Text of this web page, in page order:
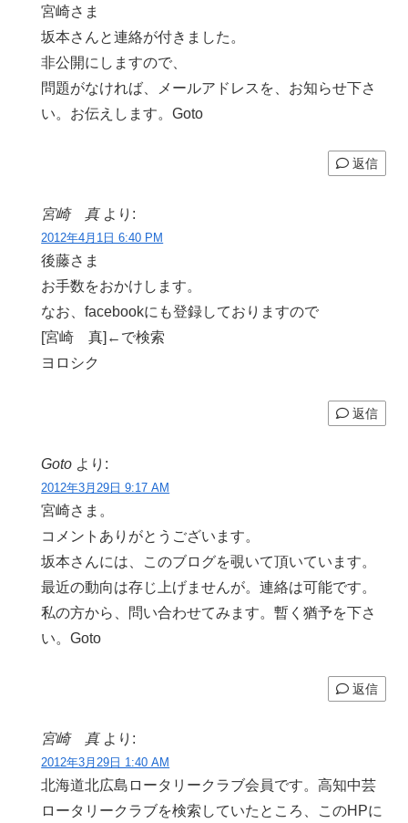
宮崎さま
坂本さんと連絡が付きました。
非公開にしますので、
問題がなければ、メールアドレスを、お知らせ下さ
い。お伝えします。Goto
返信
宮崎 真 より:
2012年4月1日 6:40 PM
後藤さま
お手数をおかけします。
なお、facebookにも登録しておりますので
[宮崎 真]←で検索
ヨロシク
返信
Goto より:
2012年3月29日 9:17 AM
宮崎さま。
コメントありがとうございます。
坂本さんには、このブログを覗いて頂いています。
最近の動向は存じ上げませんが。連絡は可能です。
私の方から、問い合わせてみます。暫く猶予を下さ
い。Goto
返信
宮崎 真 より:
2012年3月29日 1:40 AM
北海道北広島ロータリークラブ会員です。高知中芸
ロータリークラブを検索していたところ、このHPに